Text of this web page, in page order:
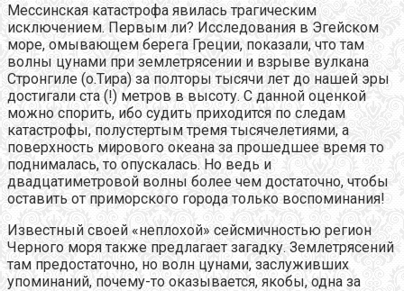
Мессинская катастрофа явилась трагическим
исключением. Первым ли? Исследования в Эгейском
море, омывающем берега Греции, показали, что там
волны цунами при землетрясении и взрыве вулкана
Стронгиле (о.Тира) за полторы тысячи лет до нашей эры
достигали ста (!) метров в высоту. С данной оценкой
можно спорить, ибо судить приходится по следам
катастрофы, полустертым тремя тысячелетиями, а
поверхность мирового океана за прошедшее время то
поднималась, то опускалась. Но ведь и
двадцатиметровой волны более чем достаточно, чтобы
оставить от приморского города только воспоминания!
Известный своей «неплохой» сейсмичностью регион
Черного моря также предлагает загадку. Землетрясений
там предостаточно, но волн цунами, заслуживших
упоминаний, почему-то оказывается, якобы, одна за